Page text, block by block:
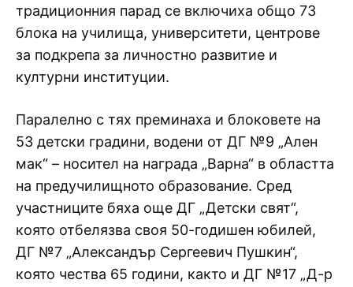
традиционния парад се включиха общо 73
блока на училища, университети, центрове
за подкрепа за личностно развитие и
културни институции.
Паралелно с тях преминаха и блоковете на
53 детски градини, водени от ДГ №9 „Ален
мак“ – носител на награда „Варна“ в областта
на предучилищното образование. Сред
участниците бяха още ДГ „Детски свят“,
която отбелязва своя 50-годишен юбилей,
ДГ №7 „Александър Сергеевич Пушкин“,
която чества 65 години, както и ДГ №17 „Д-р